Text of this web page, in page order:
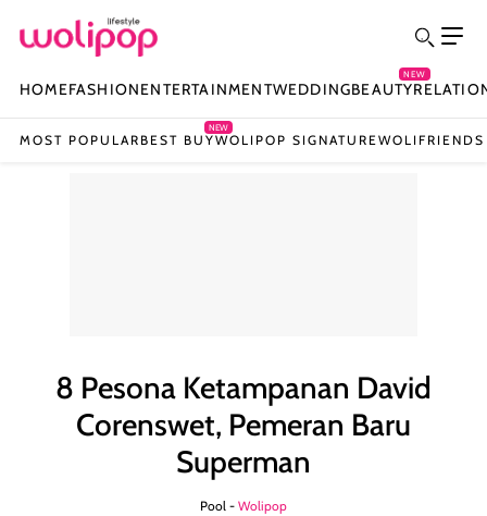
HOMEFASHIONENTERTAINMENTWEDDINGBEAUTY
NEW
MOST POPULAR BEST BUY
NEW
WOLIPOP SIGNATUREWOLIFRIENDS
8 Pesona Ketampanan David
Corenswet, Pemeran Baru
Superman
Pool - Wolipop